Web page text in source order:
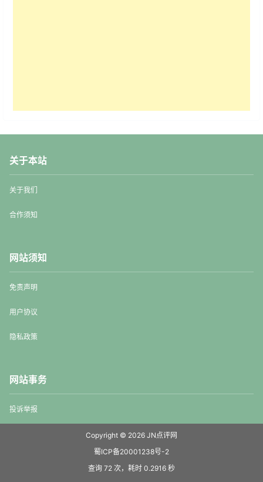
关于本站
关于我们
合作须知
网站须知
免责声明
用户协议
隐私政策
网站事务
投诉举报
Copyright © 2026 JN点评网
蜀ICP备20001238号-2
查询 72 次，耗时 0.2916 秒